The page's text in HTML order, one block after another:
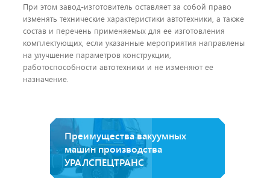
При этом завод-изготовитель оставляет за собой право
изменять технические характеристики автотехники, а также
состав и перечень применяемых для ее изготовления
комплектующих, если указанные мероприятия направлены
на улучшение параметров конструкции,
работоспособности автотехники и не изменяют ее
назначение.
Преимущества вакуумных
машин производства
УРАЛСПЕЦТРАНС